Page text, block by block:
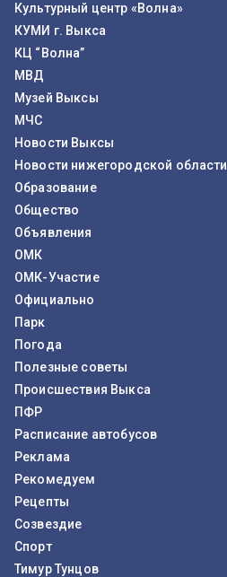
Культурный центр «Волна»
КУМИ г. Выкса
КЦ “Волна”
МВД
Музей Выксы
МЧС
Новости Выксы
Новости нижегородской области
Образование
Общество
Объявления
ОМК
ОМК-Участие
Официально
Парк
Погода
Полезные советы
Происшествия Выкса
ПФР
Расписание автобусов
Реклама
Рекомедуем
Рецепты
Созвездие
Спорт
Тимур Тунцов